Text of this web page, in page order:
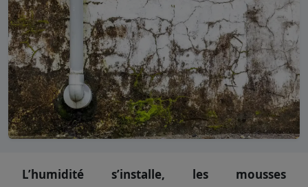
L’humidité s’installe, les mousses